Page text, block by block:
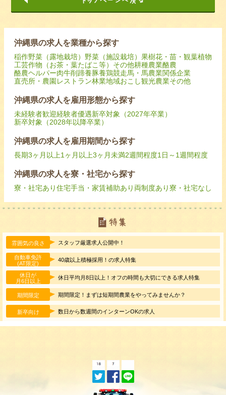
沖縄県の求人を業種から探す
稲作野菜（露地栽培） 野菜（施設栽培） 果樹花・苗・観葉植物
工芸作物（お茶・葉たばこ等） その他耕種農業酪農
酪農ヘルパー肉牛削蹄養豚養鶏競走馬・馬農業関係企業
直売所・農園レストラン林業地域おこし観光農業その他
沖縄県の求人を雇用形態から探す
未経験者歓迎経験者優遇新卒対象（2027年卒業）
新卒対象（2028年以降卒業）
沖縄県の求人を雇用期間から探す
長期3ヶ月以上1ヶ月以上3ヶ月未満2週間程度1日～1週間程度
沖縄県の求人を寮・社宅から探す
寮・社宅あり住宅手当・家賃補助あり 両制度あり寮・社宅なし
雰囲気の良さ スタッフ厳選求人公開中！
自動車免許
(AT限定)
40歳以上積極採用！の求人特集
休日が
月6日以上
休日平均月8日以上！オフの時間も大切にできる求人特集
期間限定 期間限定！まずは短期間農業をやってみませんか？
新卒向け 数日から数週間のインターンOKの求人